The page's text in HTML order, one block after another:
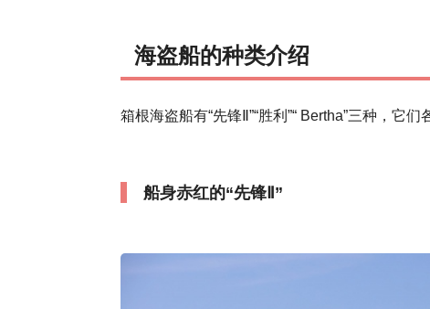
海盗船的种类介绍
箱根海盗船有“先锋Ⅱ”“胜利”“ Bertha”三种，它们
船身赤红的“先锋Ⅱ”